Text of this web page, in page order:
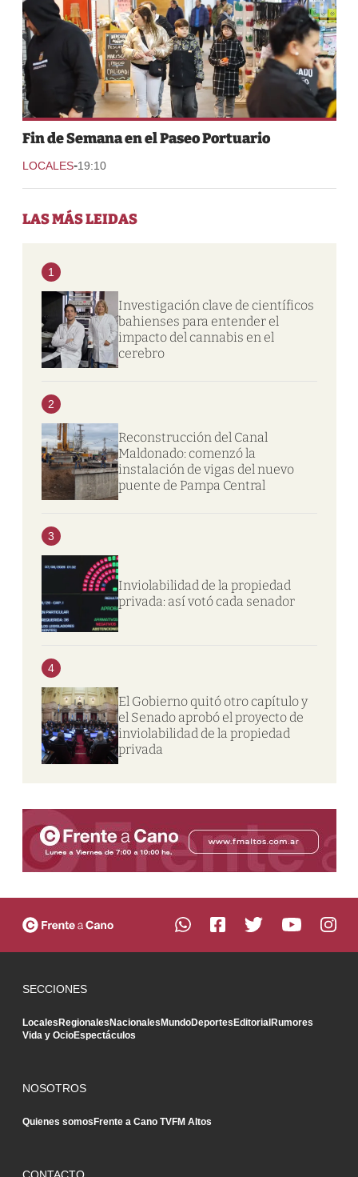
Fin de Semana en el Paseo Portuario
LOCALES-19:10
LAS MÁS LEIDAS
1
Investigación clave de científicos
bahienses para entender el
impacto del cannabis en el
cerebro
2
Reconstrucción del Canal
Maldonado: comenzó la
instalación de vigas del nuevo
puente de Pampa Central
3
Inviolabilidad de la propiedad
privada: así votó cada senador
4
El Gobierno quitó otro capítulo y
el Senado aprobó el proyecto de
inviolabilidad de la propiedad
privada
SECCIONES
LocalesRegionalesNacionalesMundoDeportesEditorialRumores
Vida y OcioEspectáculos
NOSOTROS
Quienes somosFrente a Cano TVFM Altos
CONTACTO